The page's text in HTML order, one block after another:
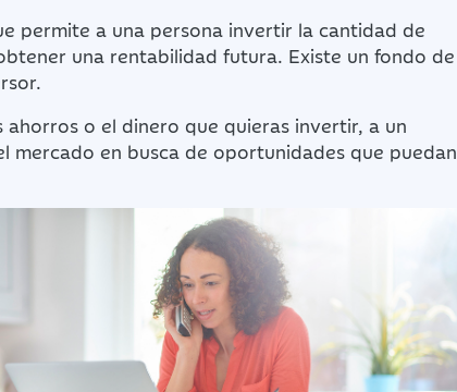
permite a una persona invertir la cantidad de
una rentabilidad futura. Existe un fondo de
o el dinero que quieras invertir, a un
mercado en busca de oportunidades que puedan